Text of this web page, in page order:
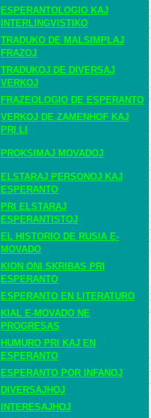
ESPERANTOLOGIO KAJ
INTERLINGVISTIKO
TRADUKO DE MALSIMPLAJ
FRAZOJ
TRADUKOJ DE DIVERSAJ
VERKOJ
FRAZEOLOGIO DE ESPERANTO
VERKOJ DE ZAMENHOF KAJ
PRI LI
PROKSIMAJ MOVADOJ
ELSTARAJ PERSONOJ KAJ
ESPERANTO
PRI ELSTARAJ
ESPERANTISTOJ
EL HISTORIO DE RUSIA E-
MOVADO
KION ONI SKRIBAS PRI
ESPERANTO
ESPERANTO EN LITERATURO
KIAL E-MOVADO NE
PROGRESAS
HUMURO PRI KAJ EN
ESPERANTO
ESPERANTO POR INFANOJ
DIVERSAJHOJ
INTERESAJHOJ